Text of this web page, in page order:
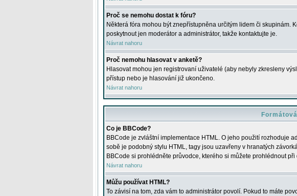
Proč se nemohu dostat k fóru?
Některá fóra mohou být znepřístupněna určitým lidem či skupinám.
poskytnout jen moderátor a administrátor, takže kontaktujte je.
Návrat nahoru
Proč nemohu hlasovat v anketě?
Hlasovat mohou jen registrovaní uživatelé (aby nebyly zkresleny
přístup nebo je hlasování již ukončeno.
Návrat nahoru
Co je BBCode?
BBCode je zvláštní implementace HTML. O jeho použití rozhoduje
sobě je podobný stylu HTML, tagy jsou uzavřeny v hranatých
BBCode si prohlédněte průvodce, kterého si můžete prohlédnout
Návrat nahoru
Můžu používat HTML?
To závisí na tom, zda vám to administrátor povolí. Pokud to máte